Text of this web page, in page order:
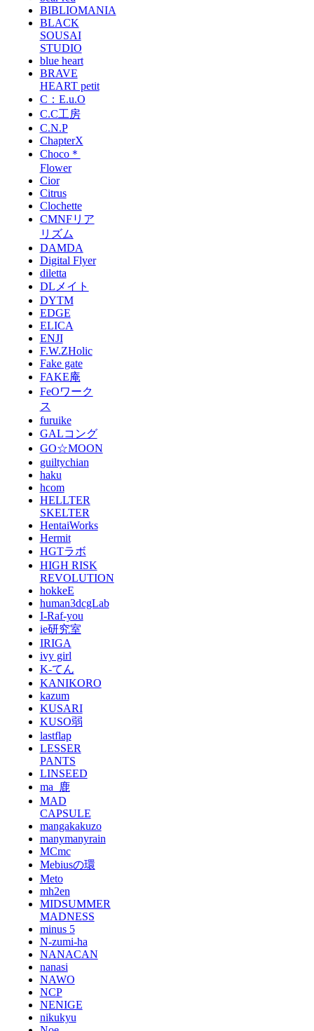
BIBLIOMANIA
BLACK
SOUSAI
STUDIO
blue heart
BRAVE
HEART petit
C：E.u.O
C.C工房
C.N.P
ChapterX
Choco＊
Flower
Cior
Citrus
Clochette
CMNFリア
リズム
DAMDA
Digital Flyer
diletta
DLメイト
DYTM
EDGE
ELICA
ENJI
F.W.ZHolic
Fake gate
FAKE庵
FeOワーク
ス
furuike
GALコング
GO☆MOON
guiltychian
haku
hcom
HELLTER
SKELTER
HentaiWorks
Hermit
HGTラボ
HIGH RISK
REVOLUTION
hokkeE
human3dcgLab
I-Raf-you
ie研究室
IRIGA
ivy girl
K-てん
KANIKORO
kazum
KUSARI
KUSO弱
lastflap
LESSER
PANTS
LINSEED
ma_鹿
MAD
CAPSULE
mangakakuzo
manymanyrain
MCmc
Mebiusの環
Meto
mh2en
MIDSUMMER
MADNESS
minus 5
N-zumi-ha
NANACAN
nanasi
NAWO
NCP
NENIGE
nikukyu